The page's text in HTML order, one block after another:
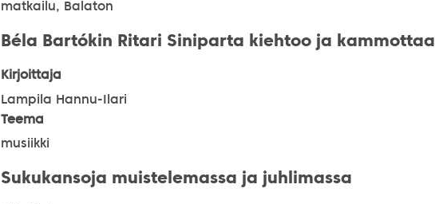
matkailu, Balaton
Béla Bartókin Ritari Siniparta kiehtoo ja kammottaa
Kirjoittaja
Lampila Hannu-Ilari
Teema
musiikki
Sukukansoja muistelemassa ja juhlimassa